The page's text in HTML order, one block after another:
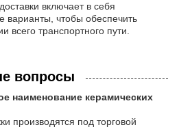
включает в себя
варианты, чтобы обеспечить
всего транспортного пути.
вопросы
наименование керамических
производятся под торговой